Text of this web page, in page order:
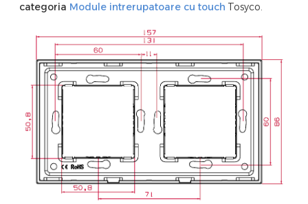
categoria Module intrerupatoare cu touch Tosyco.